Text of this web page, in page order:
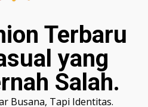
Terbaru
yang
Salah.
Busana, Tapi Identitas.